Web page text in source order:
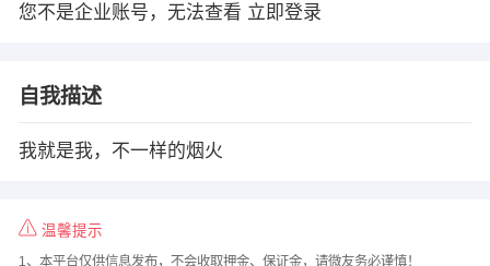
您不是企业账号，无法查看 立即登录
自我描述
我就是我，不一样的烟火
温馨提示
1、本平台仅供信息发布，不会收取押金、保证金，请微友务必谨慎！